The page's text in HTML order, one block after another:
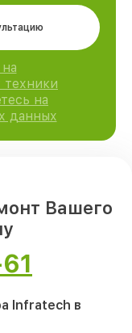
на
данных
Вашего
Infratech в